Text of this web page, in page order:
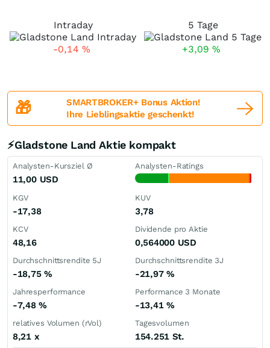
Intraday
-0,14 %
5 Tage
+3,09 %
🎁
SMARTBROKER+ Bonus Aktion!
Ihre Lieblingsaktie geschenkt!
⚡Gladstone Land Aktie kompakt
Analysten-Kursziel Ø
11,00 USD
Analysten-Ratings
KGV
-17,38
KUV
3,78
KCV
48,16
Dividende pro Aktie
0,564000 USD
Durchschnittsrendite 5J
-18,75 %
Durchschnittsrendite 3J
-21,97 %
Jahresperformance
-7,48%
Performance 3 Monate
-13,41 %
relatives Volumen (rVol)
8,21 x
Tagesvolumen
154.251 St.